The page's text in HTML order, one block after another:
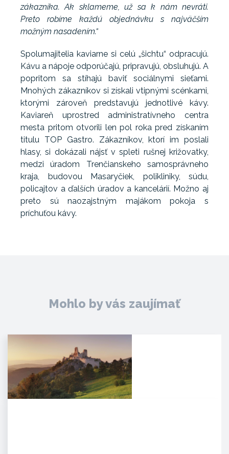
zákazníka. Ak sklameme, už sa k nám nevráti.
Preto robíme každú objednávku s najväčším
možným nasadením.“
Spolumajitelia kaviarne si celú „šichtu“ odpracujú.
Kávu a nápoje odporúčajú, pripravujú, obsluhujú. A
popritom sa stíhajú baviť sociálnymi sieťami.
Mnohých zákazníkov si získali vtipnými scénkami,
ktorými zároveň predstavujú jednotlivé kávy.
Kaviareň uprostred administratívneho centra
mesta pritom otvorili len pol roka pred získaním
titulu TOP Gastro. Zákazníkov, ktorí im poslali
hlasy, si dokázali nájsť v spleti rušnej križovatky,
medzi úradom Trenčianskeho samosprávneho
kraja, budovou Masaryčiek, polikliniky, súdu,
policajtov a ďalších úradov a kancelárií. Možno aj
preto sú naozajstným majákom pokoja s
príchuťou kávy.
Mohlo by vás zaujímať